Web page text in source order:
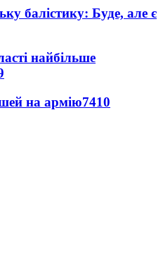
балістику: Буде, але є
найбільше
на армію7410